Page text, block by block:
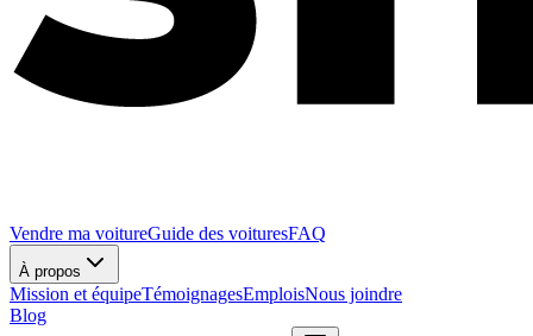
Vendre ma voitureGuide des voituresFAQ
À propos
Mission et équipeTémoignagesEmploisNous joindre
Blog